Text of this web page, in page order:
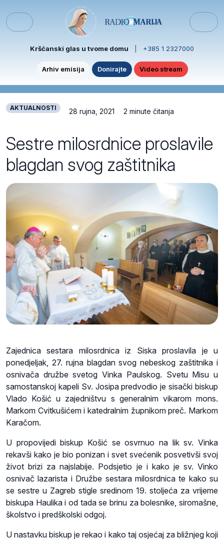
Menu
Kršćanski glas u tvome domu +385 1 2327000
Arhiv emisija Donirajte Video stream
AKTUALNOSTI 28 rujna, 2021 2 minute čitanja
Sestre milosrdnice proslavile
blagdan svog zaštitnika
Zajednica sestara milosrdnica iz Siska proslavila je u
ponedjeljak, 27. rujna blagdan svog nebeskog zaštitnika i
osnivača družbe svetog Vinka Paulskog. Svetu Misu u
samostanskoj kapeli Sv. Josipa predvodio je sisački biskup
Vlado Košić u zajedništvu s generalnim vikarom mons.
Markom Cvitkušićem i katedralnim župnikom preč. Markom
Karačom.
U propovijedi biskup Košić se osvrnuo na lik sv. Vinka
rekavši kako je bio ponizan i svet svećenik posvetivši svoj
život brizi za najslabije. Podsjetio je i kako je sv. Vinko
osnivač lazarista i Družbe sestara milosrdnica te kako su
se sestre u Zagreb stigle sredinom 19. stoljeća za vrijeme
biskupa Haulika i od tada se brinu za bolesnike, siromašne,
školstvo i predškolski odgoj.
U nastavku biskup je rekao i kako taj osjećaj za bližnjeg koji